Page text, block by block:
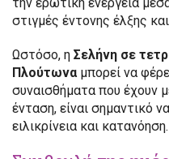
στιγμές έντονης έλξης
Ωστόσο, η Σελήνη σε
Πλούτωναμπορεί να
συναισθήματα που έχουν
ένταση, είναι σημαντικό
ειλικρίνεια και κατανόηση.